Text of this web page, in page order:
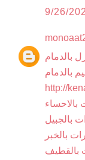
9/26/
بالدمام
بالدمام
http://
بالجبيل
بالخبر